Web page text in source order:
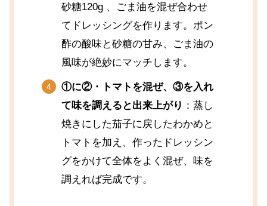
砂糖120g 、ごま油を混ぜ合わせ
てドレッシングを作ります。ポン
酢の酸味と砂糖の甘み、ごま油の
風味が絶妙にマッチします。
①に②・トマトを混ぜ、③を入れ
て味を調えると出来上がり ：蒸し
焼きにした茄子に戻したわかめと
トマトを加え、作ったドレッシン
グをかけて全体をよく混ぜ、味を
調えれば完成です。